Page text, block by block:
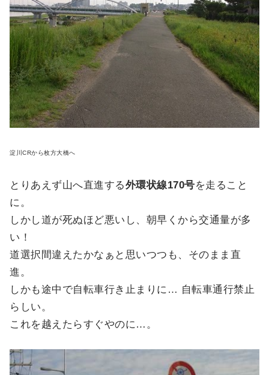
淀川CRから枚方大橋へ
とりあえず山へ直進する外環状線170号を走ること
に。
しかし道が死ぬほど悪いし、朝早くから交通量が多
い！
道選択間違えたかなぁと思いつつも、そのまま直
進。
しかも途中で自転車行き止まりに… 自転車通行禁止
らしい。
これを越えたらすぐやのに…。